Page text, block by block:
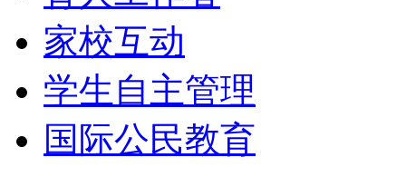
家校互动
学生自主管理
国际公民教育